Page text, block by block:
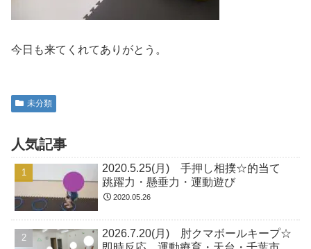
今日も来てくれてありがとう。
未分類
人気記事
2020.5.25(月) 手押し相撲☆的当て
跳躍力・懸垂力・運動遊び
2020.05.26
2026.7.20(月) 肘クマボールキープ☆